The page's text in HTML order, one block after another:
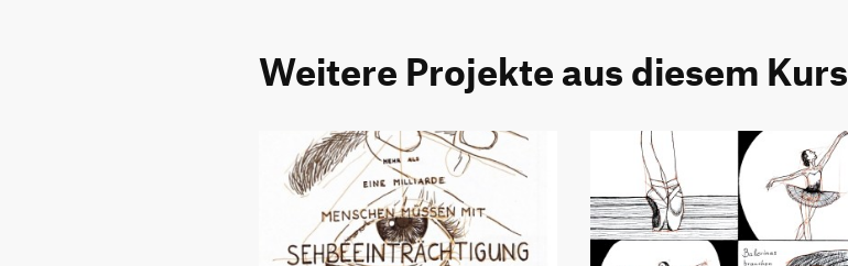
Weitere Projekte aus diesem Kurs